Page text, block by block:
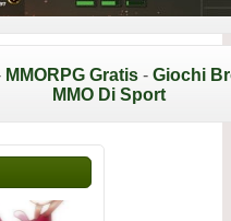
MMORPG Gratis - Giochi
MMO Di Sport